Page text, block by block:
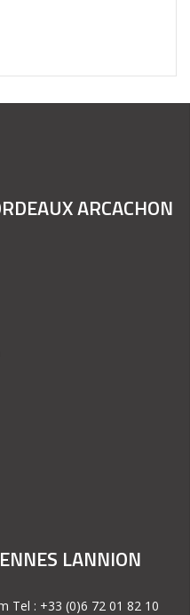
ARCACHON
LANNION
Tel : +33 (0)6 72 01 82 10